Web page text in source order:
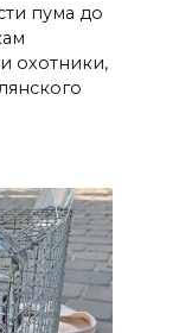
пума до
охотники,